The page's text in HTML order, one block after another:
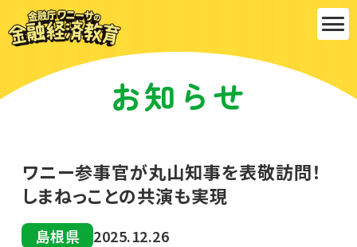
金融庁ワ
ニーサの
金融経済
教育
お知らせ
ワニー参事官が丸山知事を表敬訪問！
しまねっことの共演も実現
島根県 2025.12.26